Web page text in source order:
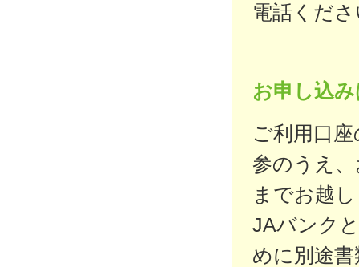
電話くだ
お申し込
ご利用口
参のうえ
までお越
JAバンク
めに別途